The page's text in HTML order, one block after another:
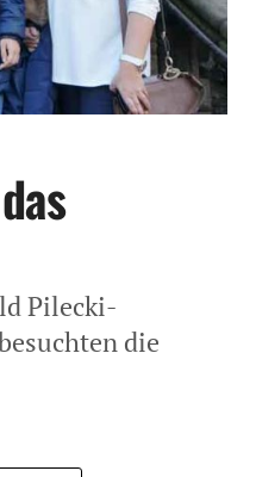
Pilecki-
die